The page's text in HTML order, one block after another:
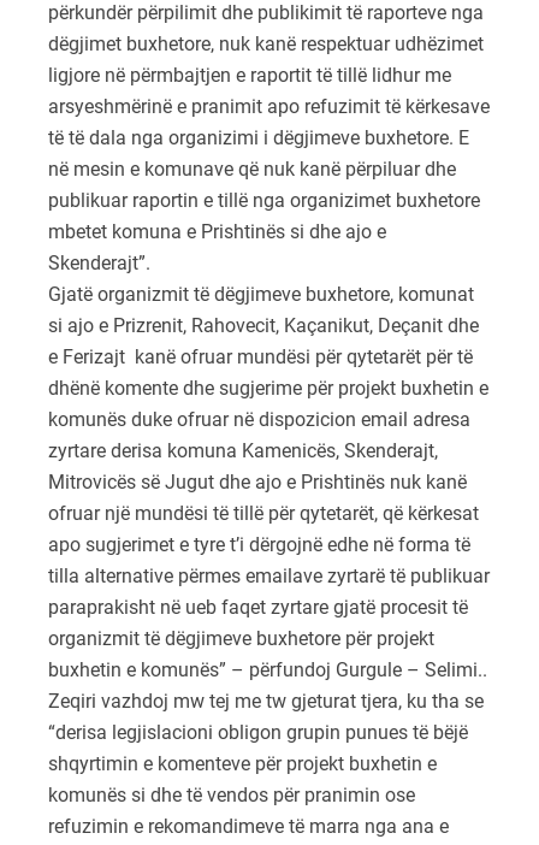
përkundër përpilimit dhe publikimit të raporteve nga
dëgjimet buxhetore, nuk kanë respektuar udhëzimet
ligjore në përmbajtjen e raportit të tillë lidhur me
arsyeshmërinë e pranimit apo refuzimit të kërkesave
të të dala nga organizimi i dëgjimeve buxhetore. E
në mesin e komunave që nuk kanë përpiluar dhe
publikuar raportin e tillë nga organizimet buxhetore
mbetet komuna e Prishtinës si dhe ajo e
Skenderajt”.
Gjatë organizmit të dëgjimeve buxhetore, komunat
si ajo e Prizrenit, Rahovecit, Kaçanikut, Deçanit dhe
e Ferizajt kanë ofruar mundësi për qytetarët për të
dhënë komente dhe sugjerime për projekt buxhetin e
komunës duke ofruar në dispozicion email adresa
zyrtare derisa komuna Kamenicës, Skenderajt,
Mitrovicës së Jugut dhe ajo e Prishtinës nuk kanë
ofruar një mundësi të tillë për qytetarët, që kërkesat
apo sugjerimet e tyre t’i dërgojnë edhe në forma të
tilla alternative përmes emailave zyrtarë të publikuar
paraprakisht në ueb faqet zyrtare gjatë procesit të
organizmit të dëgjimeve buxhetore për projekt
buxhetin e komunës” – përfundoj Gurgule – Selimi..
Zeqiri vazhdoj mw tej me tw gjeturat tjera, ku tha se
“derisa legjislacioni obligon grupin punues të bëjë
shqyrtimin e komenteve për projekt buxhetin e
komunës si dhe të vendos për pranimin ose
refuzimin e rekomandimeve të marra nga ana e